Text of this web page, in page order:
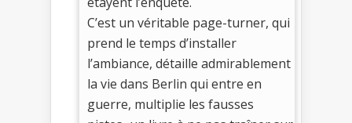
C’est un véritable page-turner, qui
prend le temps d’installer
l’ambiance, détaille admirablement
la vie dans Berlin qui entre en
guerre, multiplie les fausses